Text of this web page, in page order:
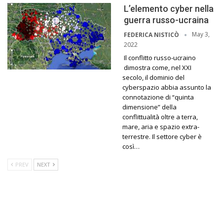
L’elemento cyber nella
guerra russo-ucraina
FEDERICA NISTICÒ
May 3,
2022
Il conflitto russo-ucraino
dimostra come, nel XXI
secolo, il dominio del
cyberspazio abbia assunto la
connotazione di “quinta
dimensione” della
conflittualità oltre a terra,
mare, aria e spazio extra-
terrestre. Il settore cyber è
così…
PREV NEXT